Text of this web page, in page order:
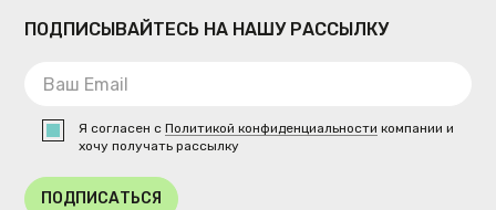
ПОДПИСЫВАЙТЕСЬ НА НАШУ РАССЫЛКУ
Я согласен сПолитикой конфиденциальности компании и
хочу получать рассылку
ПОДПИСАТЬСЯ